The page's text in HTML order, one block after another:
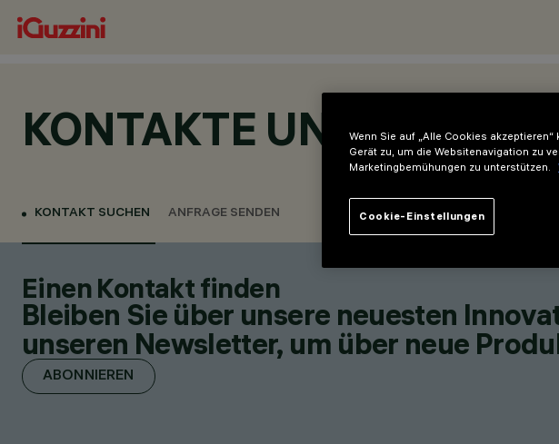
KONTAKTE UND
KONTAKT SUCHEN ANFRAGE SENDEN
Einen Kontakt finden
Bleiben Sie über unsere neuesten
unseren Newsletter, um über neue
ABONNIEREN
Wenn Sie auf „Alle Cookies
Gerät zu, um die Websitenavigation zu
Marketingbemühungen zu unterstützen.
Cookie-Einstellungen